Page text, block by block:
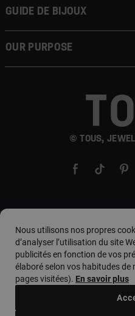
© TOUS,
Guide de bijoux
Our Purpose
Pays et
Nous utilisons nos propres
d’analyser l’utilisation du site
publicités en fonction de vos
élaboré selon vos habitudes de
pages visitées). En savoir plus